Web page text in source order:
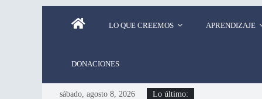
LO QUE CREEMOS APRENDIZAJE
DONACIONES
sábado, agosto 8, 2026 Lo último: